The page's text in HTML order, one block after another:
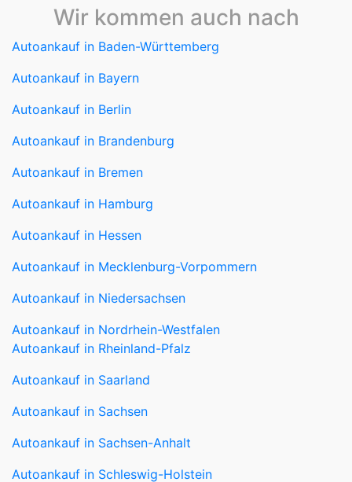
Autoankauf in Baden-Württemberg
Autoankauf in Bayern
Autoankauf in Berlin
Autoankauf in Brandenburg
Autoankauf in Bremen
Autoankauf in Hamburg
Autoankauf in Hessen
Autoankauf in Mecklenburg-Vorpommern
Autoankauf in Niedersachsen
Autoankauf in Nordrhein-Westfalen
Autoankauf in Saarland
Autoankauf in Sachsen
Autoankauf in Sachsen-Anhalt
Autoankauf in Schleswig-Holstein
Autoankauf in Thüringen